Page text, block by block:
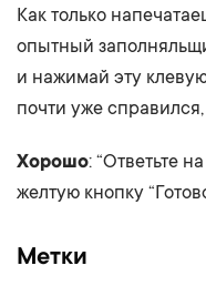
Как только
опытный
и нажимай эту
почти уже
Хорошо: “Ответьте
желтую кнопку
Метки